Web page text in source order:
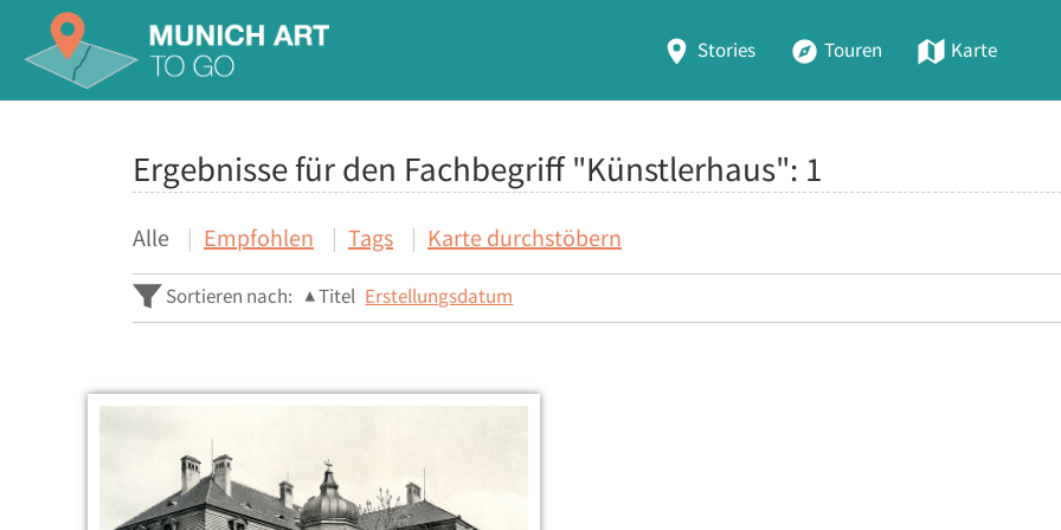
Stories Touren Karte
Ergebnisse für den Fachbegriff "Künstlerhaus": 1
Alle Empfohlen Tags Karte durchstöbern
Sortieren nach: Titel Erstellungsdatum